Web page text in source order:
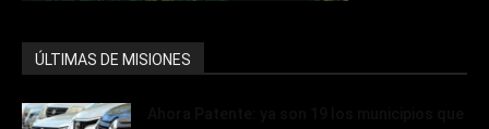
ÚLTIMAS DE MISIONES